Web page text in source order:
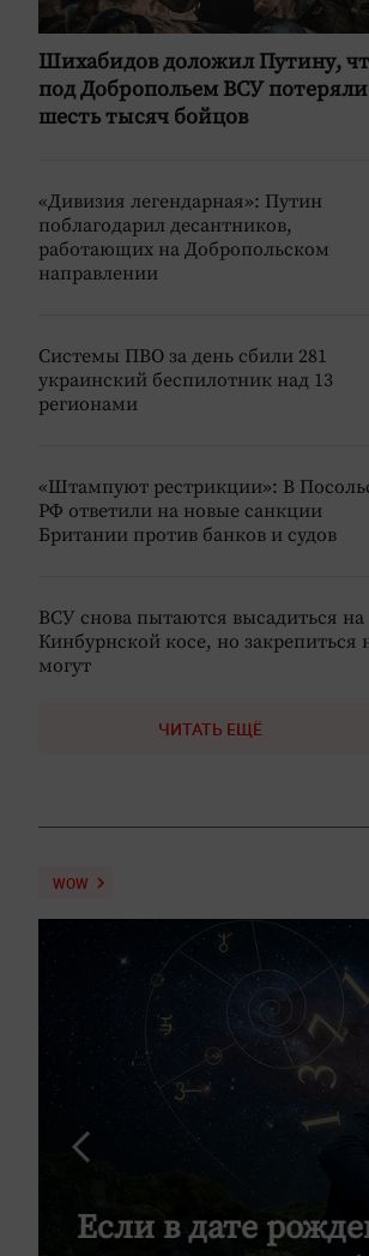
Шихабидов доложил Путину,
под Добропольем ВСУ потеряли
шесть тысяч бойцов
«Дивизия легендарная»: Путин
поблагодарил десантников,
работающих на Добропольском
направлении
Системы ПВО за день сбили 281
украинский беспилотник над 13
регионами
«Штампуют рестрикции»: В
РФ ответили на новые санкции
Британии против банков и судов
ВСУ снова пытаются высадиться на
Кинбурнской косе, но закрепиться
могут
ЧИТАТЬ ЕЩЁ
WOW
Если в дате